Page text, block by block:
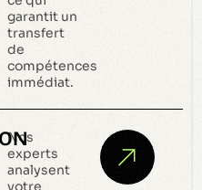
garantit un
transfert
de
compétences
immédiat.
Nos
experts
analysent
votre